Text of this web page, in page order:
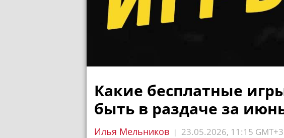
Какие бесплатные
быть в раздаче за
Илья Мельников | 23.05.2026, 11:15 GMT+3